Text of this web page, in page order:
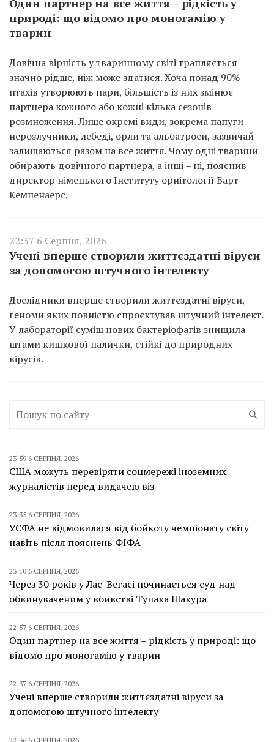
Один партнер на все життя – рідкість у
природі: що відомо про моногамію у
тварин
Довічна вірність у тваринному світі трапляється
значно рідше, ніж може здатися. Хоча понад 90%
птахів утворюють пари, більшість із них змінює
партнера кожного або кожні кілька сезонів
розмноження. Лише окремі види, зокрема папуги-
нерозлучники, лебеді, орли та альбатроси, зазвичай
залишаються разом на все життя. Чому одні тварини
обирають довічного партнера, а інші – ні, пояснив
директор німецького Інституту орнітології Барт
Кемпенаерс.
22:37 6 Серпня, 2026
Учені вперше створили життєздатні віруси
за допомогою штучного інтелекту
Дослідники вперше створили життєздатні віруси,
геноми яких повністю спроєктував штучний інтелект.
У лабораторії суміш нових бактеріофагів знищила
штами кишкової палички, стійкі до природних
вірусів.
23:59 6 СЕРПНЯ, 2026
США можуть перевіряти соцмережі іноземних
журналістів перед видачею віз
23:35 6 СЕРПНЯ, 2026
УЄФА не відмовилася від бойкоту чемпіонату світу
навіть після пояснень ФІФА
23:10 6 СЕРПНЯ, 2026
Через 30 років у Лас-Вегасі починається суд над
обвинуваченим у вбивстві Тупака Шакура
22:57 6 СЕРПНЯ, 2026
Один партнер на все життя – рідкість у природі: що
відомо про моногамію у тварин
22:37 6 СЕРПНЯ, 2026
Учені вперше створили життєздатні віруси за
допомогою штучного інтелекту
22:36 6 СЕРПНЯ, 2026